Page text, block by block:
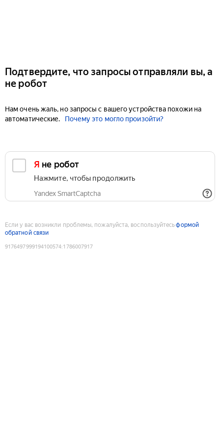
Подтвердите, что запросы отправляли вы, а
не робот
Нам очень жаль, но запросы с вашего устройства похожи на
автоматические.
Почему это могло произойти?
Я не робот
Нажмите, чтобы продолжить
Yandex SmartCaptcha
Если у вас возникли проблемы, пожалуйста, воспользуйтесьформой
обратной связи
9176497999194100574:1786007917